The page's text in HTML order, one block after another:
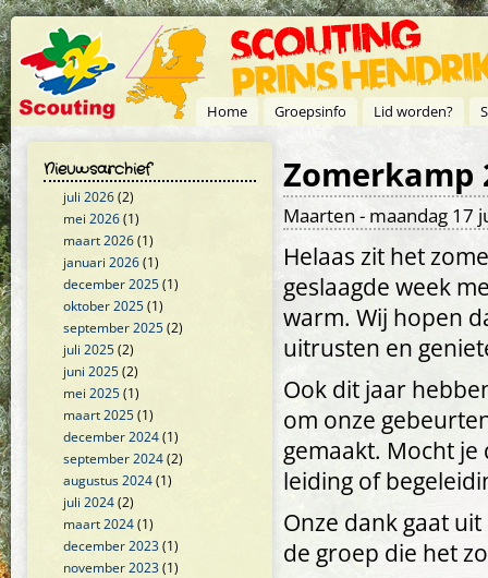
Overslaan en naar de inhoud gaan
Home Groepsinfo Lid worden?
Nieuwsarchief
juli 2026(2)
mei 2026(1)
maart 2026(1)
januari 2026(1)
december 2025(1)
oktober 2025(1)
september 2025(2)
juli 2025(2)
juni 2025(2)
mei 2025(1)
maart 2025(1)
december 2024(1)
september 2024(2)
augustus 2024(1)
juli 2024(2)
maart 2024(1)
december 2023(1)
november 2023(1)
Zomerkamp
Maarten - maandag 17
Helaas zit het
geslaagde week
warm. Wij hopen
uitrusten en
Ook dit jaar
om onze
gemaakt. Mocht je
leiding of
Onze dank gaat
de groep die het